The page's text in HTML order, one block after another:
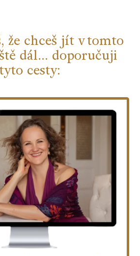
že chceš jít v tomto
dál… doporučuji
tyto cesty: